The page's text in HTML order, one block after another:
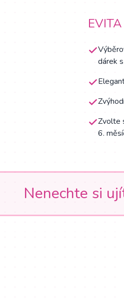
EVITA
dárek
Zvolte
6.
Nenechte si